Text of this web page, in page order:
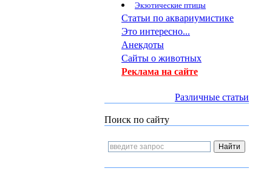
Экзотические птицы
Статьи по аквариумистике
Это интересно...
Анекдоты
Сайты о животных
Реклама на сайте
Различные статьи
Поиск по сайту